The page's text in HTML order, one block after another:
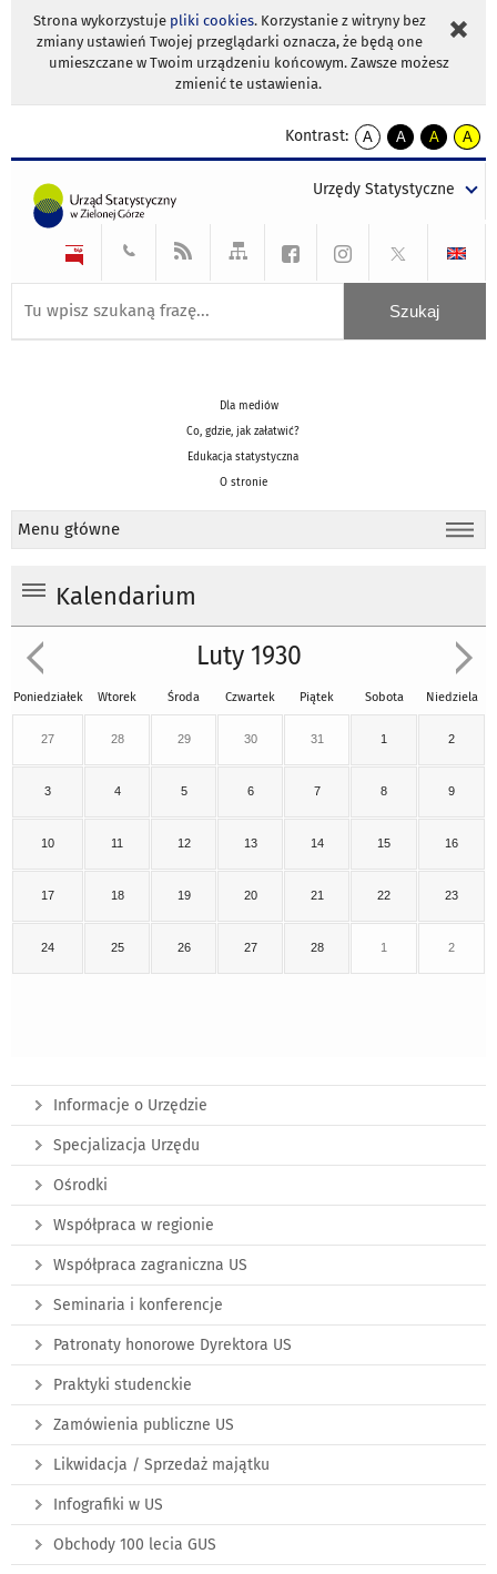
Strona wykorzystuje pliki cookies. Korzystanie z witryny bez
zmiany ustawień Twojej przeglądarki oznacza, że będą one
umieszczane w Twoim urządzeniu końcowym. Zawsze możesz
zmienić te ustawienia.
Kontrast:
A
kontrast
A
kontrast
tekst
czarnym
A
kontrast
tekst
czarnym
A
tekst
żółtym
Urzędy Statystyczne
Dla mediów
Co, gdzie, jak załatwić?
Edukacja statystyczna
O stronie
Menu główne
Kalendarium
Luty 1930
Poniedziałek Wtorek Środa Czwartek Piątek Sobota Niedziela
27 28 29 30 31 1 2
3 4 5 6 7 8 9
10 11 12 13 14 15 16
17 18 19 20 21 22 23
24 25 26 27 28 1 2
Informacje o Urzędzie
Specjalizacja Urzędu
Ośrodki
Współpraca w regionie
Współpraca zagraniczna US
Seminaria i konferencje
Patronaty honorowe Dyrektora US
Praktyki studenckie
Zamówienia publiczne US
Likwidacja / Sprzedaż majątku
Infografiki w US
Obchody 100 lecia GUS